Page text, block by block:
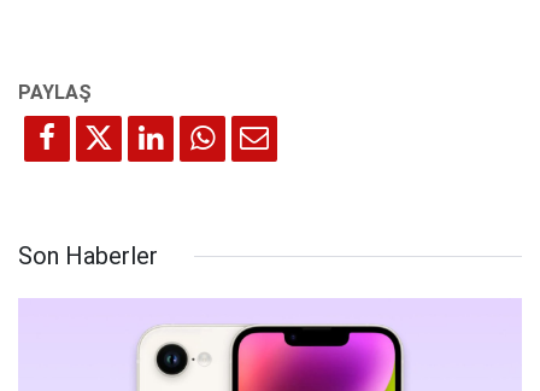
Son Haberler